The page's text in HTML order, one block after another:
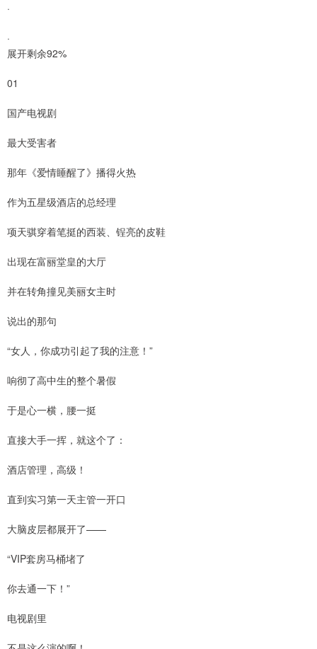
·
·
展开剩余92%
01
国产电视剧
最大受害者
那年《爱情睡醒了》播得火热
作为五星级酒店的总经理
项天骐穿着笔挺的西装、锃亮的皮鞋
出现在富丽堂皇的大厅
并在转角撞见美丽女主时
说出的那句
“女人，你成功引起了我的注意！”
响彻了高中生的整个暑假
于是心一横，腰一挺
直接大手一挥，就这个了：
酒店管理，高级！
直到实习第一天主管一开口
大脑皮层都展开了——
“VIP套房马桶堵了
你去通一下！”
电视剧里